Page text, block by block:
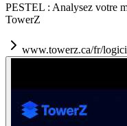
PESTEL : Analysez votre
TowerZ
www.towerz.ca/fr/